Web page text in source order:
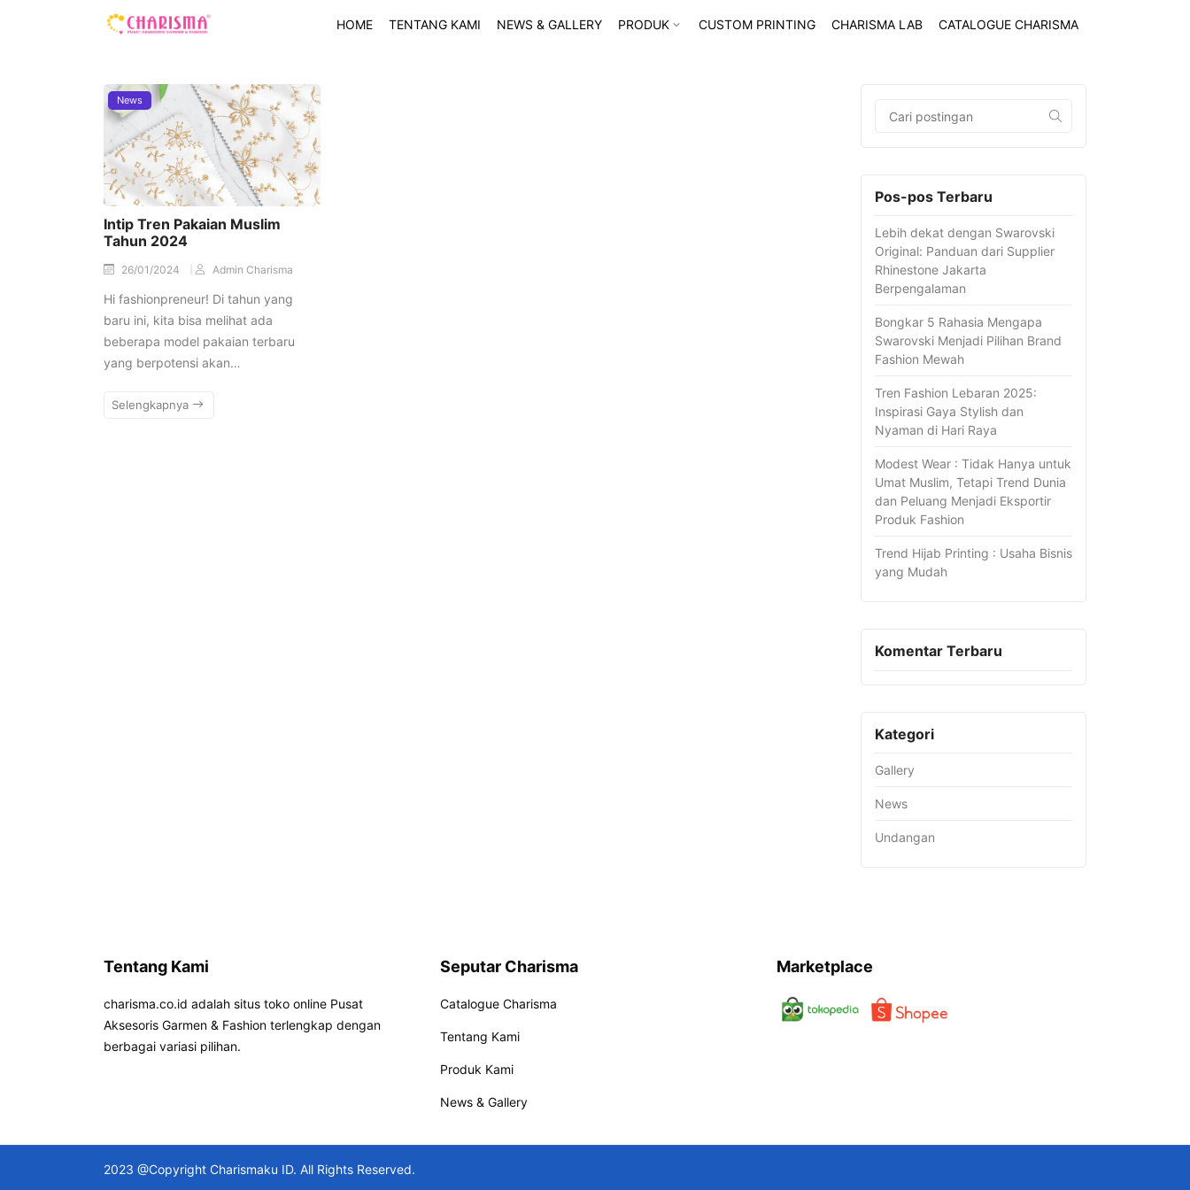
HOME TENTANG KAMI NEWS & GALLERY PRODUK CUSTOM PRINTING CHARISMA LAB CATALOGUE CHARISMA
News
Intip Tren Pakaian Muslim
Tahun 2024
26/01/2024 Admin Charisma
Hi fashionpreneur! Di tahun yang
baru ini, kita bisa melihat ada
beberapa model pakaian terbaru
yang berpotensi akan…
Selengkapnya
Pos-pos Terbaru
Lebih dekat dengan Swarovski
Original: Panduan dari Supplier
Rhinestone Jakarta
Berpengalaman
Bongkar 5 Rahasia Mengapa
Swarovski Menjadi Pilihan Brand
Fashion Mewah
Tren Fashion Lebaran 2025:
Inspirasi Gaya Stylish dan
Nyaman di Hari Raya
Modest Wear : Tidak Hanya untuk
Umat Muslim, Tetapi Trend Dunia
dan Peluang Menjadi Eksportir
Produk Fashion
Trend Hijab Printing : Usaha Bisnis
yang Mudah
Komentar Terbaru
Kategori
Gallery
News
Undangan
Tentang Kami
charisma.co.id adalah situs toko online Pusat
Aksesoris Garmen & Fashion terlengkap dengan
berbagai variasi pilihan.
Seputar Charisma
Catalogue Charisma
Tentang Kami
Produk Kami
News & Gallery
Marketplace
2023 @Copyright Charismaku ID. All Rights Reserved.